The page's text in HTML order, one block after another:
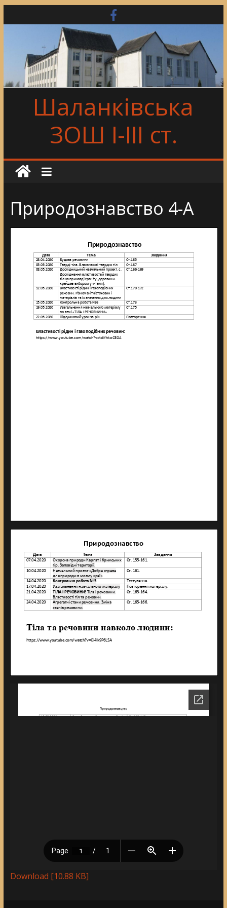
to
Шаланківська
ЗОШ І-ІІІ ст.
Природознавство 4-А
Download [10.88 KB]